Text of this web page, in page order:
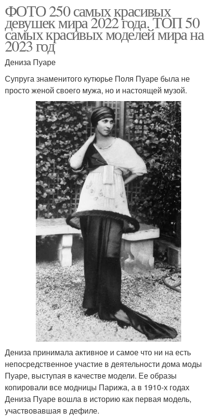
ФОТО 250 самых красивых
девушек мира 2022 года. ТОП 50
самых красивых моделей мира на
2023 год
Дениза Пуаре
Супруга знаменитого кутюрье Поля Пуаре была не
просто женой своего мужа, но и настоящей музой.
Дениза принимала активное и самое что ни на есть
непосредственное участие в деятельности дома моды
Пуаре, выступая в качестве модели. Ее образы
копировали все модницы Парижа, а в 1910‑х годах
Дениза Пуаре вошла в историю как первая модель,
участвовавшая в дефиле.